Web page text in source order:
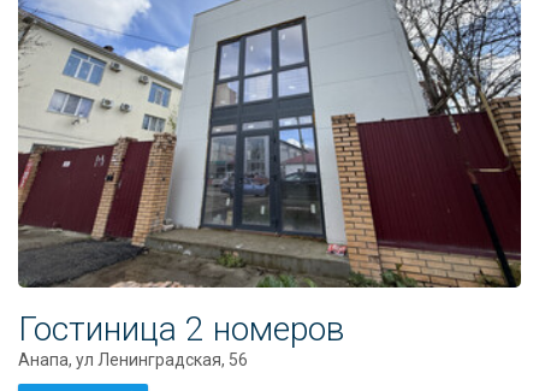
Гостиница 2 номеров
Анапа, ул Ленинградская, 56